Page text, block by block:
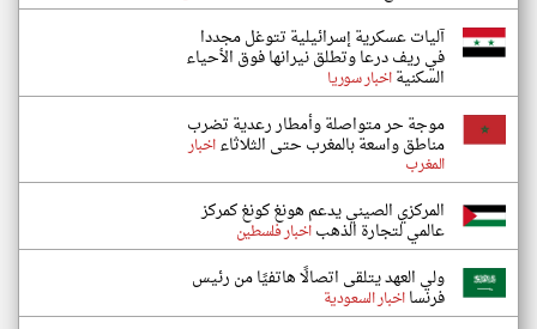
آليات عسكرية إسرائيلية تتوغل مجددا
في ريف درعا وتطلق نيرانها فوق الأحياء
السكنيةاخبار سوريا
موجة حر متواصلة وأمطار رعدية تضرب
مناطق واسعة بالمغرب حتى الثلاثاءاخبار
المغرب
المركزي الصيني يدعم هونغ كونغ كمركز
عالمي لتجارة الذهباخبار فلسطين
ولي العهد يتلقى اتصالًا هاتفيًا من رئيس
فرنسااخبار السعودية